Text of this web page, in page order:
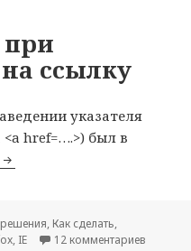
при
ссылку
указателя
href=….>) был в
Курсор “Рука” при
, Как сделать,
, IE 12 комментариев